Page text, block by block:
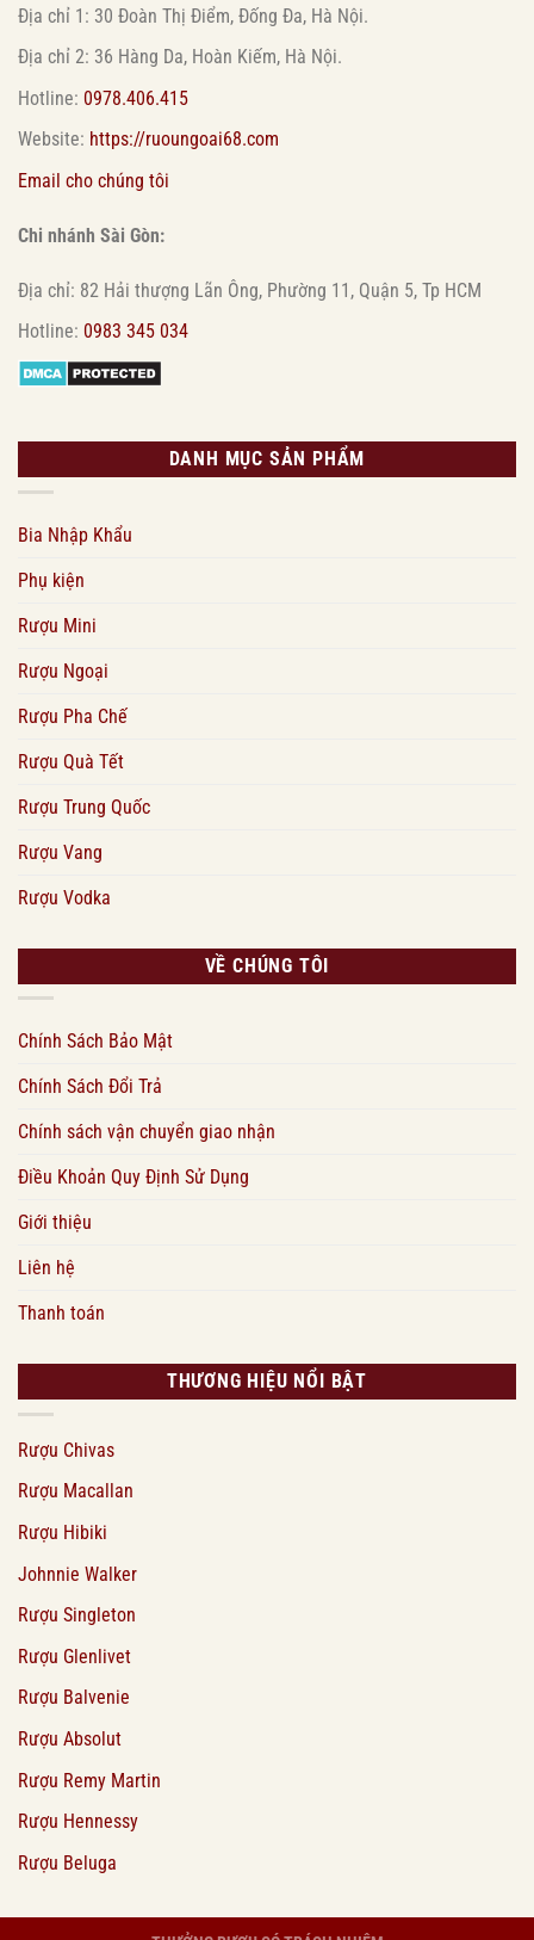
Địa chỉ 1: 30 Đoàn Thị Điểm, Đống Đa, Hà Nội.
Địa chỉ 2: 36 Hàng Da, Hoàn Kiếm, Hà Nội.
Hotline: 0978.406.415
Website: https://ruoungoai68.com
Email cho chúng tôi
Chi nhánh Sài Gòn:
Địa chỉ: 82 Hải thượng Lãn Ông, Phường 11, Quận 5, Tp HCM
Hotline: 0983 345 034
DANH MỤC SẢN PHẨM
Bia Nhập Khẩu
Phụ kiện
Rượu Mini
Rượu Ngoại
Rượu Pha Chế
Rượu Quà Tết
Rượu Trung Quốc
Rượu Vang
Rượu Vodka
VỀ CHÚNG TÔI
Chính Sách Bảo Mật
Chính Sách Đổi Trả
Chính sách vận chuyển giao nhận
Điều Khoản Quy Định Sử Dụng
Giới thiệu
Liên hệ
Thanh toán
THƯƠNG HIỆU NỔI BẬT
Rượu Chivas
Rượu Macallan
Rượu Hibiki
Johnnie Walker
Rượu Singleton
Rượu Glenlivet
Rượu Balvenie
Rượu Absolut
Rượu Remy Martin
Rượu Hennessy
Rượu Beluga